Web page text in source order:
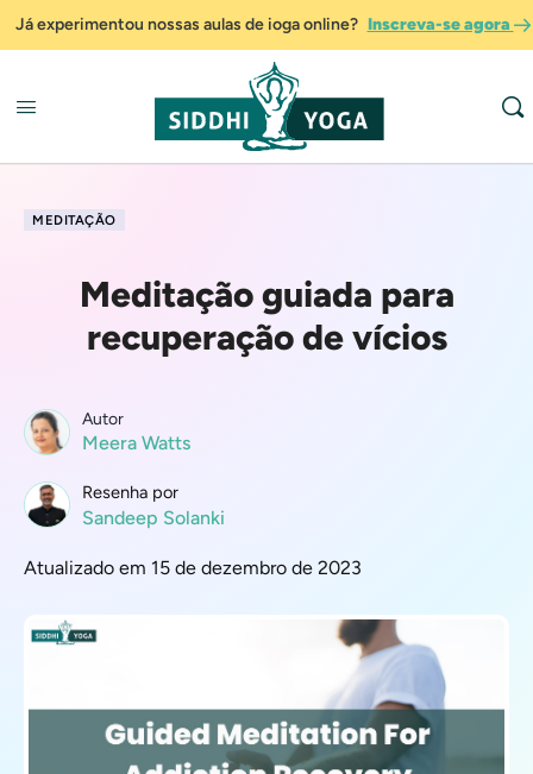
Já experimentou nossas aulas de ioga online? Inscreva-se agora
MEDITAÇÃO
Meditação guiada para
recuperação de vícios
Autor
Meera Watts
Resenha por
Sandeep Solanki
Atualizado em 15 de dezembro de 2023